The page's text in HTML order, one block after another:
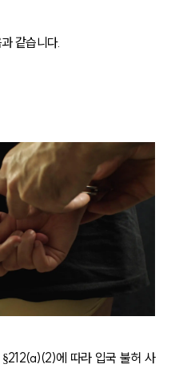
같습니다.
에 따라 입국 불허 사